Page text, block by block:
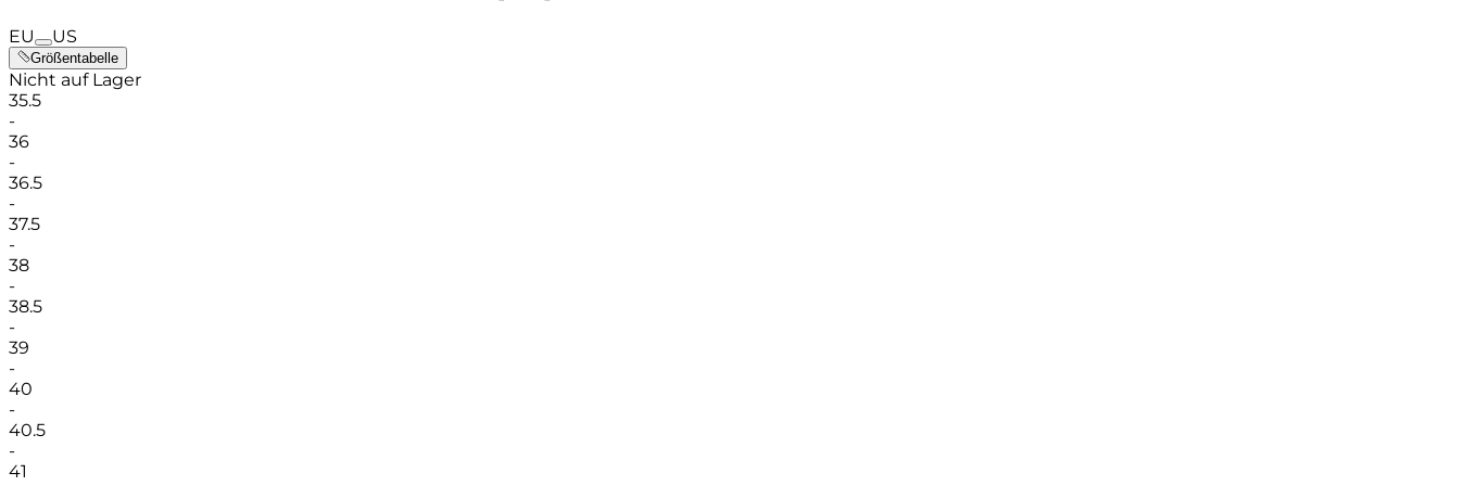
EU US
Größentabelle
Nicht auf Lager
35.5
-
36
-
36.5
-
37.5
-
38
-
38.5
-
39
-
40
-
40.5
-
41